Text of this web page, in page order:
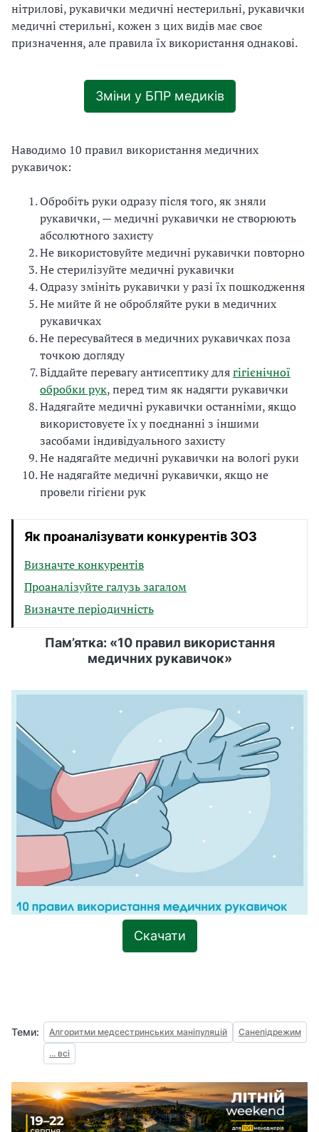
нітрилові, рукавички медичні нестерильні, рукавички
медичні стерильні, кожен з цих видів має своє
призначення, але правила їх використання однакові.
Зміни у БПР медиків
Наводимо 10 правил використання медичних
рукавичок:
Обробіть руки одразу після того, як зняли
рукавички, — медичні рукавички не створюють
абсолютного захисту
Не використовуйте медичні рукавички повторно
Не стерилізуйте медичні рукавички
Одразу змініть рукавички у разі їх пошкодження
Не мийте й не обробляйте руки в медичних
рукавичках
Не пересувайтеся в медичних рукавичках поза
точкою догляду
Віддайте перевагу антисептику длягігієнічної
обробки рук, перед тим як надягти рукавички
Надягайте медичні рукавички останніми, якщо
використовуєте їх у поєднанні з іншими
засобами індивідуального захисту
Не надягайте медичні рукавички на вологі руки
Не надягайте медичні рукавички, якщо не
провели гігієни рук
Як проаналізувати конкурентів ЗОЗ
Визначте конкурентів
Проаналізуйте галузь загалом
Визначте періодичність
Пам’ятка: «10 правил використання
медичних рукавичок»
Скачати
Теми: Алгоритми медсестринських маніпуляцій
Санепідрежим
... всі